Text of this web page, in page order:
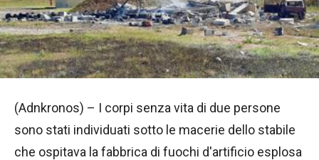
(Adnkronos) – I corpi senza vita di due persone
sono stati individuati sotto le macerie dello stabile
che ospitava la fabbrica di fuochi d'artificio esplosa